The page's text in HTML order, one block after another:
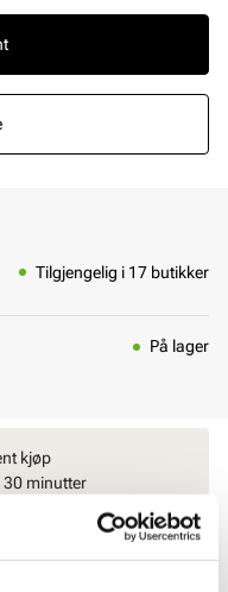
Tilgjengelig i 17 butikker
På lager
kjøp
30 minutter